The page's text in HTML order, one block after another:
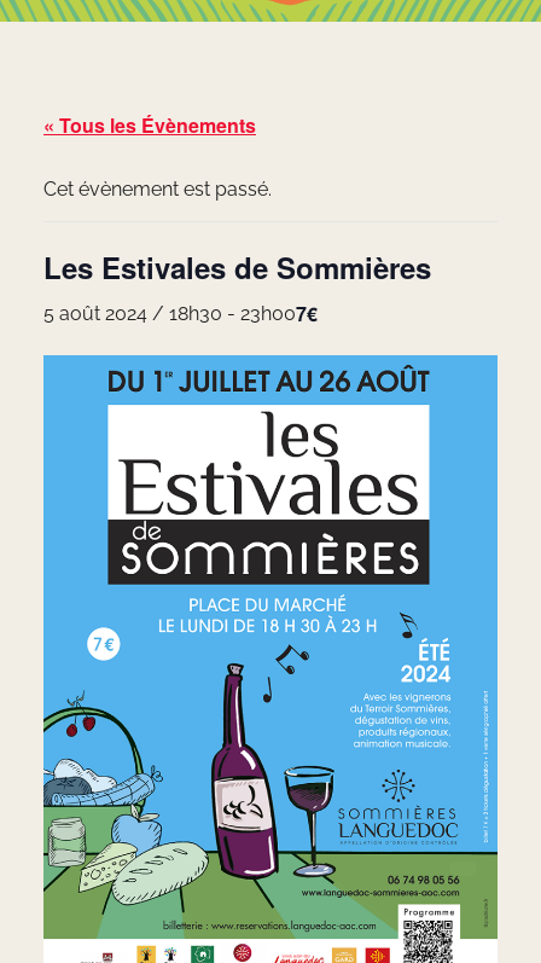
« Tous les Évènements
Cet évènement est passé.
Les Estivales de Sommières
5 août 2024 / 18h30 - 23h007€